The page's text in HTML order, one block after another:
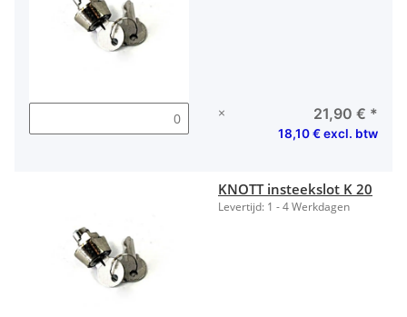
× 21,90 € *
18,10 € excl. btw
KNOTT insteekslot K 20
Levertijd: 1 - 4 Werkdagen